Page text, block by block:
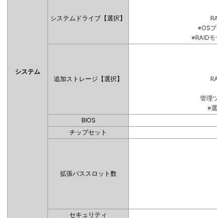
システム
システムドライブ【選択】
※OS
※RAID
追加ストレージ【選択】
管理
※
BIOS
チップセット
拡張バススロット数
セキュリティ